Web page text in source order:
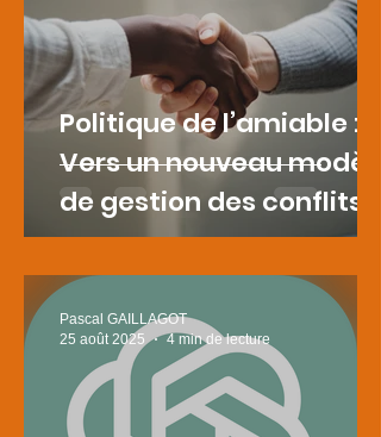
Politique de l’amiable :
Vers un nouveau modèle
de gestion des conflits
en entreprise
Pascal GAILLAGOT
25 août 2025
4 min de lecture